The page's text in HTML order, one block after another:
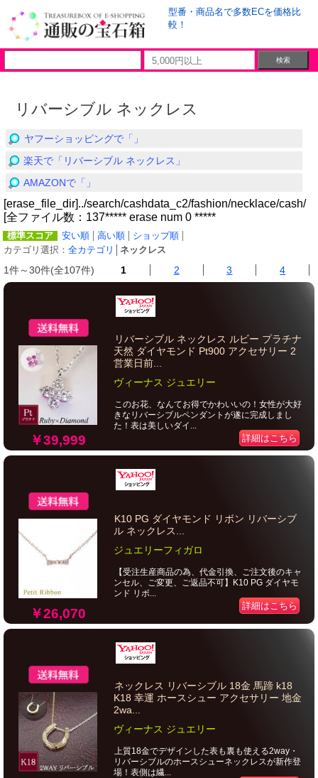
型番・商品名で多数ECを価格比
較！
リバーシブル ネックレス
ヤフーショッピングで「」
楽天で「リバーシブル ネックレス」
AMAZONで「」
[erase_file_dir]../search/cashdata_c2/fashion/necklace/cash/
[全ファイル数：137***** erase num 0 *****
標準スコア 安い順 高い順
ショップ順
カテゴリ選択： 全カテゴリ ネックレス
1件～30件(全107件) 1 2 3 4
￥39,999
リバーシブル ネックレス ルビー プラチナ
天然 ダイヤモンド Pt900 アクセサリー 2
営業日前...
ヴィーナス ジュエリー
このお花、なんてお得でかわいいの！女性が大好
きなリバーシブルペンダントが遂に完成しまし
た！表は美しいダイ...
詳細はこちら
￥26,070
K10 PG ダイヤモンド リボン リバーシブ
ル ネックレス...
ジュエリーフィガロ
【受注生産商品の為、代金引換、ご注文後のキャ
ンセル、ご変更、ご返品不可】K10 PG ダイヤモ
ンド リボ...
詳細はこちら
ネックレス リバーシブル 18金 馬蹄 k18
K18 幸運 ホースシュー アクセサリー 地金
2wa...
ヴィーナス ジュエリー
上質18金でデザインした表も裏も使える2way・
リバーシブルのホースシューネックレスが新作登
場！表側は繊...